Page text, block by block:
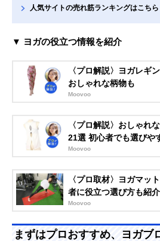
人気サイトの売れ筋ランキングはこちら
▼ ヨガの役立つ情報を紹介
〈プロ解説〉ヨガレギ
おしゃれな柄物も
Moovoo
〈プロ解説〉おしゃれ
21選 初心者でも選びや
Moovoo
〈プロ取材〉ヨガマッ
者に役立つ選び方も紹介
Moovoo
まずはプロおすすめ、ヨガブ